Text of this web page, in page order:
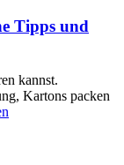
Tipps und
kannst.
Kartons packen